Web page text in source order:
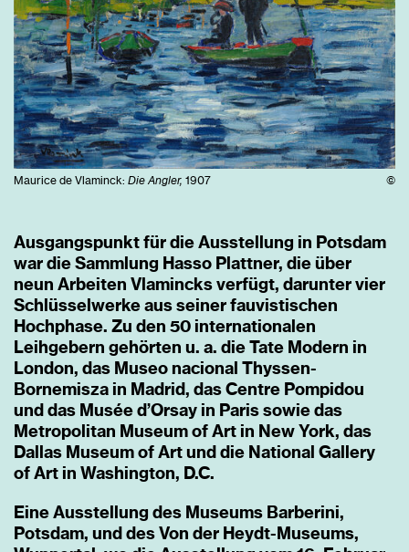
Maurice de Vlaminck: Die Angler, 1907 ©
Ausgangspunkt für die Ausstellung in Potsdam
war die Sammlung Hasso Plattner, die über
neun Arbeiten Vlamincks verfügt, darunter vier
Schlüsselwerke aus seiner fauvistischen
Hochphase. Zu den 50 internationalen
Leihgebern gehörten u. a. die Tate Modern in
London, das Museo nacional Thyssen-
Bornemisza in Madrid, das Centre Pompidou
und das Musée d’Orsay in Paris sowie das
Metropolitan Museum of Art in New York, das
Dallas Museum of Art und die National Gallery
of Art in Washington, D.C.
Eine Ausstellung des Museums Barberini,
Potsdam, und des Von der Heydt-Museums,